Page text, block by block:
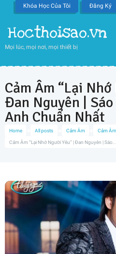
Khóa Học Của Tôi Đăng Ký
Hocthoisao.vn
Mọi lúc, mọi nơi, mọi thiết bị
Home All posts Cảm Âm Cảm
Cảm Âm “Lại Nhớ Người Yêu” | Đan Nguyên | Sáo...
Cảm Âm “Lại Nhớ
Đan Nguyên |
Anh Chuẩn Nhất